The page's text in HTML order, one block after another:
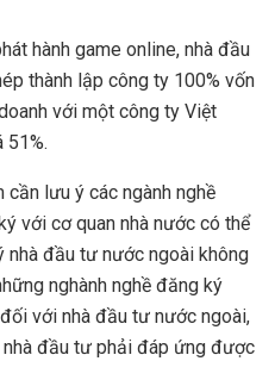
hành game online, nhà đầu
thành lập công ty 100% vốn
với một công ty Việt
51%.
lưu ý các ngành nghề
với cơ quan nhà nước có thể
nhà đầu tư nước ngoài không
nghành nghề đăng ký
với nhà đầu tư nước ngoài,
đầu tư phải đáp ứng được